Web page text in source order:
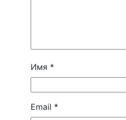
Имя *
Email *